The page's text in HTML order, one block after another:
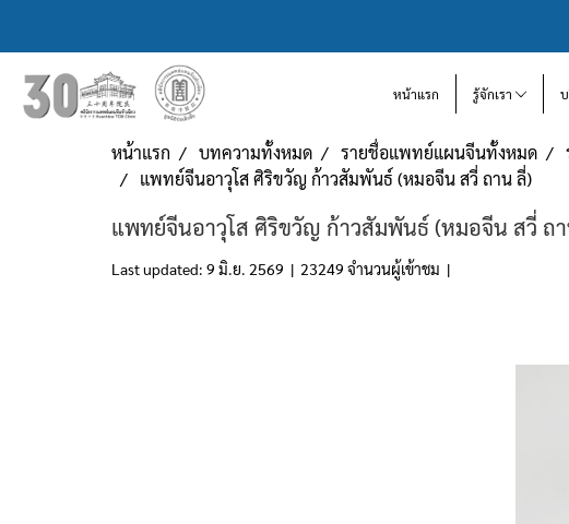
หน้าแรก รู้จักเรา
หน้าแรก บทความทั้งหมด รายชื่อแพทย์แผนจีนทั้งหมด
แพทย์จีนอาวุโส ศิริขวัญ ก้าวสัมพันธ์ (หมอจีน สวี่ ถาน ลี่)
แพทย์จีนอาวุโส ศิริขวัญ ก้าวสัมพันธ์ (หมอจีน สวี่ ถ
Last updated: 9 มิ.ย. 2569 | 23249 จำนวนผู้เข้าชม |